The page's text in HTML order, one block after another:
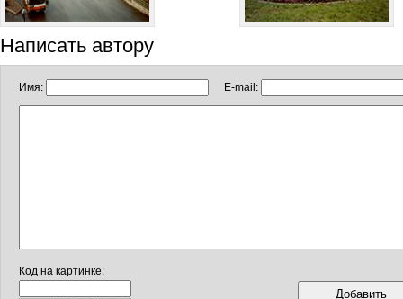
Написать автору
Имя: E-mail:
Код на картинке: